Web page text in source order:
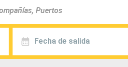
Fecha de salida